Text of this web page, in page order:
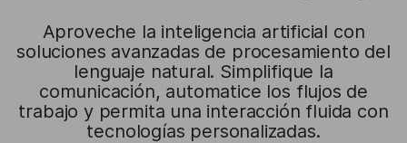
Aproveche la inteligencia artificial con
soluciones avanzadas de procesamiento del
lenguaje natural. Simplifique la
comunicación, automatice los flujos de
trabajo y permita una interacción fluida con
tecnologías personalizadas.